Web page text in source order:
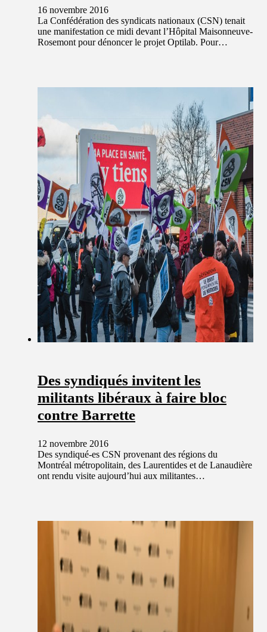
16 novembre 2016
La Confédération des syndicats nationaux (CSN) tenait
une manifestation ce midi devant l’Hôpital Maisonneuve-
Rosemont pour dénoncer le projet Optilab. Pour…
Des syndiqués invitent les
militants libéraux à faire bloc
contre Barrette
12 novembre 2016
Des syndiqué-es CSN provenant des régions du
Montréal métropolitain, des Laurentides et de Lanaudière
ont rendu visite aujourd’hui aux militantes…